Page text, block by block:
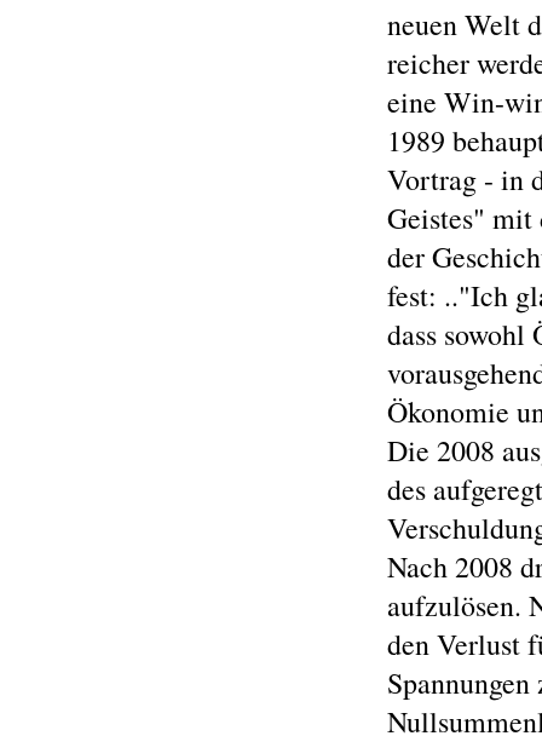
neuen Welt
reicher
eine Win-
1989
Vortrag - in
Geistes"
der
fest: .."Ich
dass
Ökonomie
Die 2008
des
Nach 2008
aufzulösen.
den Verlust